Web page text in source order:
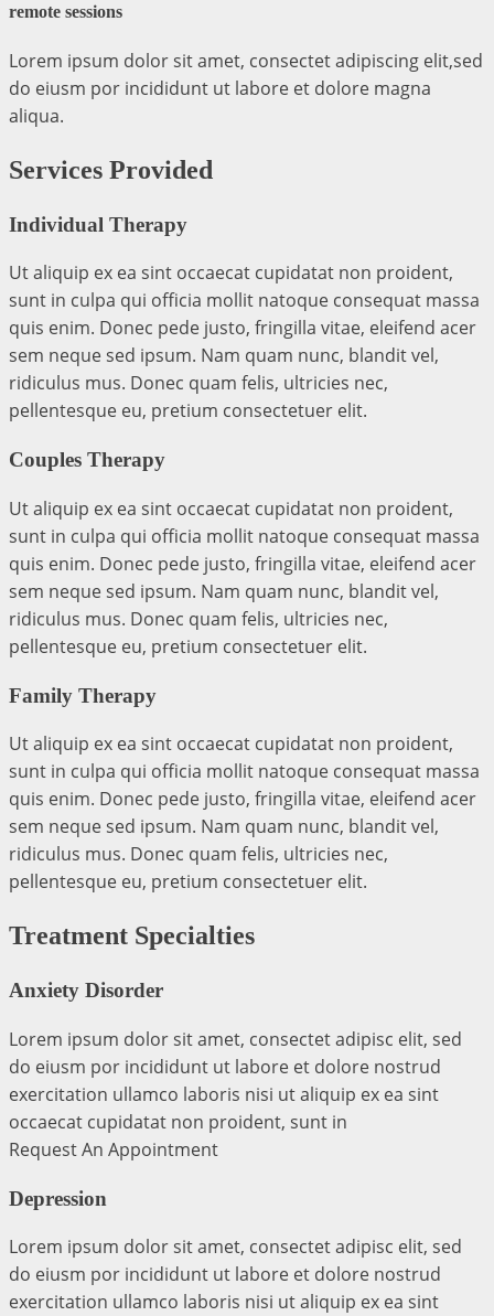
remote sessions
Lorem ipsum dolor sit amet, consectet adipiscing elit,sed
do eiusm por incididunt ut labore et dolore magna
aliqua.
Services Provided
Individual Therapy
Ut aliquip ex ea sint occaecat cupidatat non proident,
sunt in culpa qui officia mollit natoque consequat massa
quis enim. Donec pede justo, fringilla vitae, eleifend acer
sem neque sed ipsum. Nam quam nunc, blandit vel,
ridiculus mus. Donec quam felis, ultricies nec,
pellentesque eu, pretium consectetuer elit.
Couples Therapy
Ut aliquip ex ea sint occaecat cupidatat non proident,
sunt in culpa qui officia mollit natoque consequat massa
quis enim. Donec pede justo, fringilla vitae, eleifend acer
sem neque sed ipsum. Nam quam nunc, blandit vel,
ridiculus mus. Donec quam felis, ultricies nec,
pellentesque eu, pretium consectetuer elit.
Family Therapy
Ut aliquip ex ea sint occaecat cupidatat non proident,
sunt in culpa qui officia mollit natoque consequat massa
quis enim. Donec pede justo, fringilla vitae, eleifend acer
sem neque sed ipsum. Nam quam nunc, blandit vel,
ridiculus mus. Donec quam felis, ultricies nec,
pellentesque eu, pretium consectetuer elit.
Treatment Specialties
Anxiety Disorder
Lorem ipsum dolor sit amet, consectet adipisc elit, sed
do eiusm por incididunt ut labore et dolore nostrud
exercitation ullamco laboris nisi ut aliquip ex ea sint
occaecat cupidatat non proident, sunt in
Request An Appointment
Depression
Lorem ipsum dolor sit amet, consectet adipisc elit, sed
do eiusm por incididunt ut labore et dolore nostrud
exercitation ullamco laboris nisi ut aliquip ex ea sint